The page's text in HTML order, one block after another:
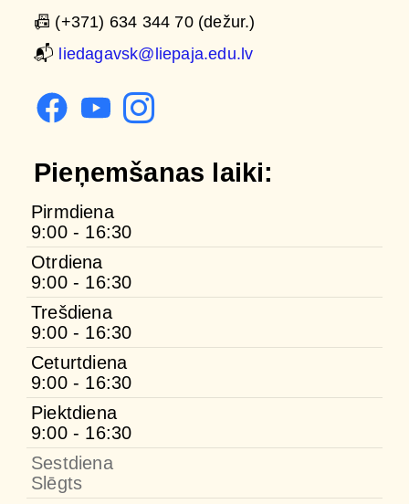
📠 (+371) 634 344 70 (dežur.)
📬 liedagavsk@liepaja.edu.lv
Pieņemšanas laiki:
Pirmdiena
9:00 - 16:30
Otrdiena
9:00 - 16:30
Trešdiena
9:00 - 16:30
Ceturtdiena
9:00 - 16:30
Piektdiena
9:00 - 16:30
Sestdiena
Slēgts